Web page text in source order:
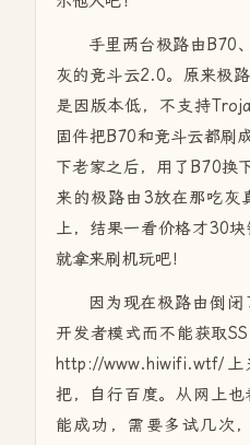
手里两台极路由B70
灰的竞斗云2.0。原来极
是因版本低，不支持
固件把B70和竞斗云都刷
下老家之后，用了B70换
来的极路由3放在那吃灰
上，结果一看价格才30
就拿来刷机玩吧！
因为现在极路由倒
开发者模式而不能获取
http://www.hiwifi.wtf/
把，自行百度。从网上
能成功，需要多试几次